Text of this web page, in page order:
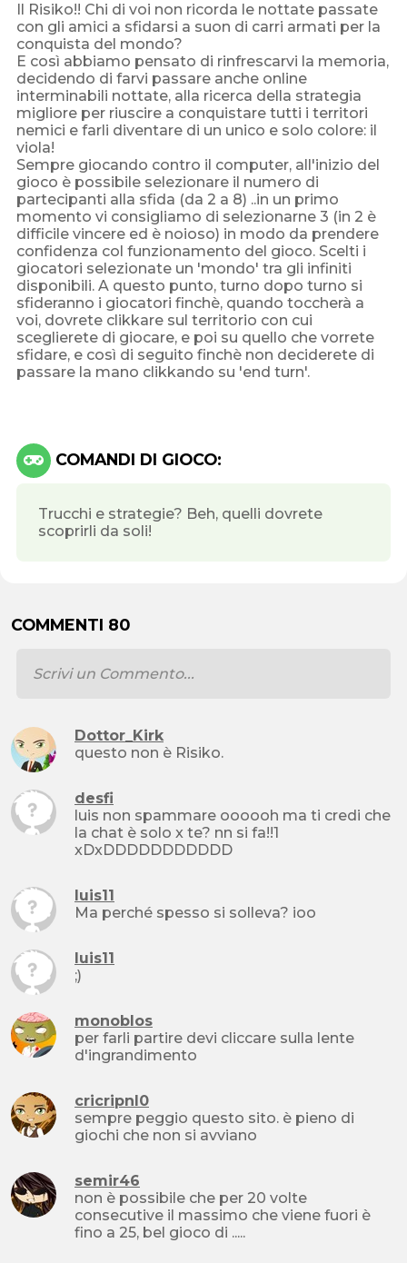
Il Risiko!! Chi di voi non ricorda le nottate passate
con gli amici a sfidarsi a suon di carri armati per la
conquista del mondo?
E così abbiamo pensato di rinfrescarvi la memoria,
decidendo di farvi passare anche online
interminabili nottate, alla ricerca della strategia
migliore per riuscire a conquistare tutti i territori
nemici e farli diventare di un unico e solo colore: il
viola!
Sempre giocando contro il computer, all'inizio del
gioco è possibile selezionare il numero di
partecipanti alla sfida (da 2 a 8) ..in un primo
momento vi consigliamo di selezionarne 3 (in 2 è
difficile vincere ed è noioso) in modo da prendere
confidenza col funzionamento del gioco. Scelti i
giocatori selezionate un 'mondo' tra gli infiniti
disponibili. A questo punto, turno dopo turno si
sfideranno i giocatori finchè, quando toccherà a
voi, dovrete clikkare sul territorio con cui
sceglierete di giocare, e poi su quello che vorrete
sfidare, e così di seguito finchè non deciderete di
passare la mano clikkando su 'end turn'.
COMANDI DI GIOCO:
Trucchi e strategie? Beh, quelli dovrete
scoprirli da soli!
COMMENTI 80
Dottor_Kirk
questo non è Risiko.
desfi
luis non spammare oooooh ma ti credi che
la chat è solo x te? nn si fa!!1
xDxDDDDDDDDDDD
luis11
Ma perché spesso si solleva? ioo
luis11
;)
monoblos
per farli partire devi cliccare sulla lente
d'ingrandimento
cricripnl0
sempre peggio questo sito. è pieno di
giochi che non si avviano
semir46
non è possibile che per 20 volte
consecutive il massimo che viene fuori è
fino a 25, bel gioco di .....